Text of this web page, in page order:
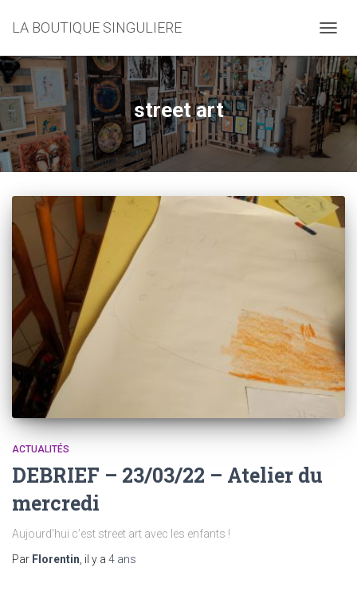
LA BOUTIQUE SINGULIERE
LA
street art
ACTUALITÉS
DEBRIEF – 23/03/22 – Atelier du
mercredi
Aujourd’hui c’est street art avec les enfants !
Par Florentin , il y a 4 ans